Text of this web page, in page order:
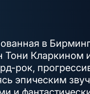
в
Тони Кларкином
рок,
эпическим